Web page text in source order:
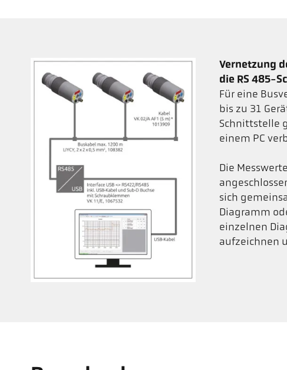
Vernetzung
die RS 485-
Für eine
bis zu 31
Schnittstelle
einem PC
Die
sich
Diagramm
einzelnen
aufzeichnen